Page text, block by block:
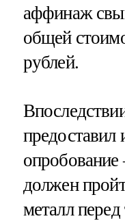
аффинаж
общей
рублей.
предоставил
должен
металл